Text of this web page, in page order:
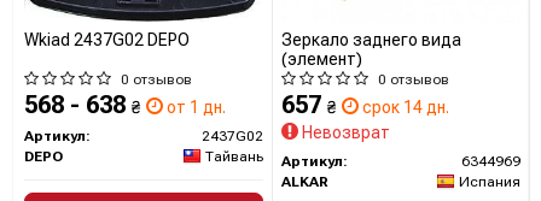
Wkіad 2437G02 DEPO
0 отзывов
568 - 638 ₴ от 1 дн.
Артикул:
2437G02
DEPO
Тайвань
Зеркало заднего вида
(элемент)
0 отзывов
657 ₴
срок 14 дн.
Невозврат
Артикул:
6344969
ALKAR
Испания